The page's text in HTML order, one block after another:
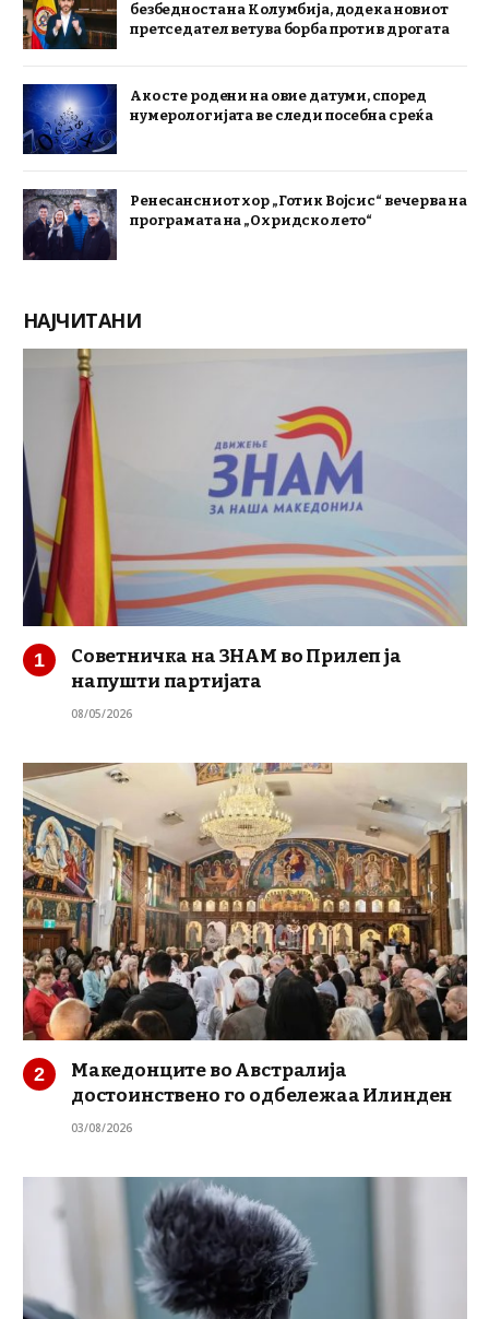
безбедноста на Колумбија, додека новиот
претседател ветува борба против дрогата
Ако сте родени на овие датуми, според
нумерологијата ве следи посебна среќа
Ренесансниот хор „Готик Војсис“ вечерва на
програмата на „Охридско лето“
НАЈЧИТАНИ
Советничка на ЗНАМ во Прилеп ја
напушти партијата
08/05/2026
Македонците во Австралија
достоинствено го одбележаа Илинден
03/08/2026